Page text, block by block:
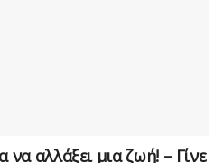
να αλλάξει μια ζωή! – Γίνε